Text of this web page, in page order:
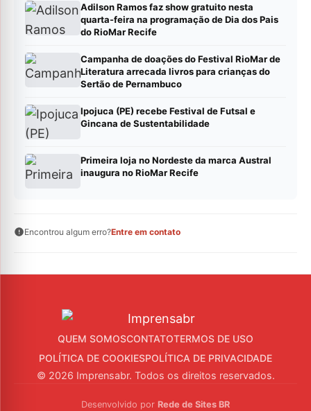
Adilson Ramos faz show gratuito nesta
quarta-feira na programação de Dia dos Pais
do RioMar Recife
Campanha de doações do Festival RioMar de
Literatura arrecada livros para crianças do
Sertão de Pernambuco
Ipojuca (PE) recebe Festival de Futsal e
Gincana de Sustentabilidade
Primeira loja no Nordeste da marca Austral
inaugura no RioMar Recife
Encontrou algum erro?Entre em contato
QUEM SOMOSCONTATOTERMOS DE USO
POLÍTICA DE COOKIESPOLÍTICA DE PRIVACIDADE
© 2026 Imprensabr. Todos os direitos reservados.
Desenvolvido por Rede de Sites BR